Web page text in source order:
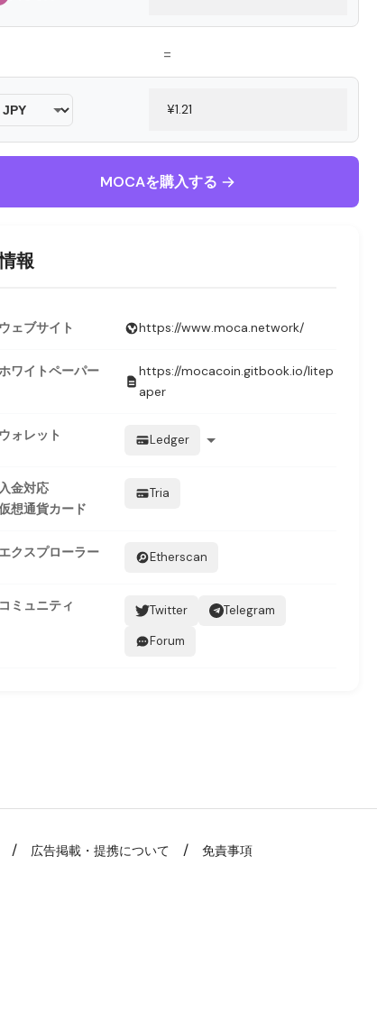
=
MOCAを購入する
報
ウェブサイト https://www.moca.network/
ワイトペーパー
https://mocacoin.gitbook.io/litep
aper
ウォレット Ledger
入金対応
想通貨カード
Tria
エクスプローラー Etherscan
コミュニティ Twitter
Telegram
Forum
広告掲載・提携について
免責事項